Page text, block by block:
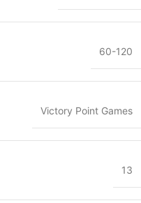
60-120
Victory Point Games
13